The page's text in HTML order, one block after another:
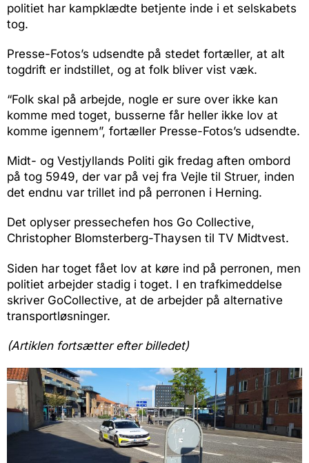
politiet har kampklædte betjente inde i et selskabets
tog.
Presse-Fotos’s udsendte på stedet fortæller, at alt
togdrift er indstillet, og at folk bliver vist væk.
“Folk skal på arbejde, nogle er sure over ikke kan
komme med toget, busserne får heller ikke lov at
komme igennem”, fortæller Presse-Fotos’s udsendte.
Midt- og Vestjyllands Politi gik fredag aften ombord
på tog 5949, der var på vej fra Vejle til Struer, inden
det endnu var trillet ind på perronen i Herning.
Det oplyser pressechefen hos Go Collective,
Christopher Blomsterberg-Thaysen til TV Midtvest.
Siden har toget fået lov at køre ind på perronen, men
politiet arbejder stadig i toget. I en trafkimeddelse
skriver GoCollective, at de arbejder på alternative
transportløsninger.
(Artiklen fortsætter efter billedet)